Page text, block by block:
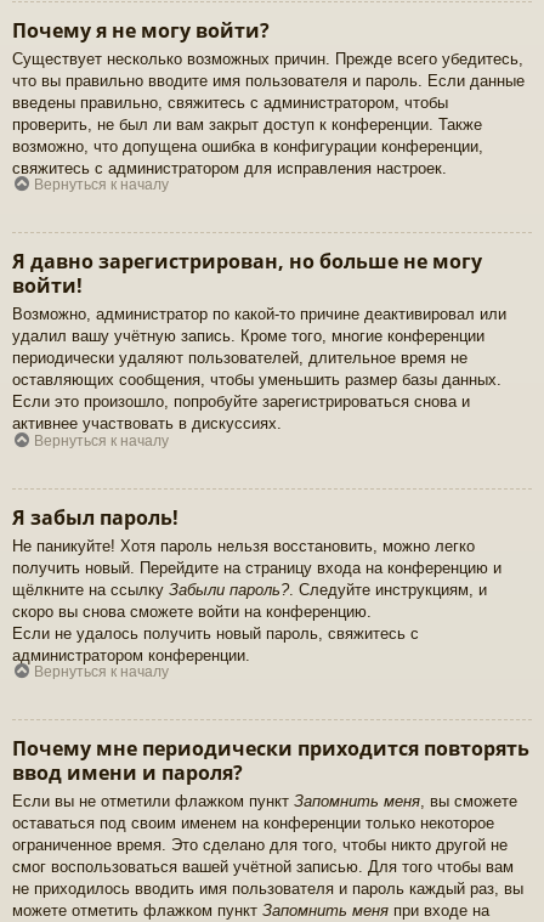
Почему я не могу войти?
Существует несколько возможных причин. Прежде всего убедитесь,
что вы правильно вводите имя пользователя и пароль. Если данные
введены правильно, свяжитесь с администратором, чтобы
проверить, не был ли вам закрыт доступ к конференции. Также
возможно, что допущена ошибка в конфигурации конференции,
свяжитесь с администратором для исправления настроек.
Вернуться к началу
Я давно зарегистрирован, но больше не могу
войти!
Возможно, администратор по какой-то причине деактивировал или
удалил вашу учётную запись. Кроме того, многие конференции
периодически удаляют пользователей, длительное время не
оставляющих сообщения, чтобы уменьшить размер базы данных.
Если это произошло, попробуйте зарегистрироваться снова и
активнее участвовать в дискуссиях.
Вернуться к началу
Я забыл пароль!
Не паникуйте! Хотя пароль нельзя восстановить, можно легко
получить новый. Перейдите на страницу входа на конференцию и
щёлкните на ссылку Забыли пароль?. Следуйте инструкциям, и
скоро вы снова сможете войти на конференцию.
Если не удалось получить новый пароль, свяжитесь с
администратором конференции.
Вернуться к началу
Почему мне периодически приходится повторять
ввод имени и пароля?
Если вы не отметили флажком пункт Запомнить меня, вы сможете
оставаться под своим именем на конференции только некоторое
ограниченное время. Это сделано для того, чтобы никто другой не
смог воспользоваться вашей учётной записью. Для того чтобы вам
не приходилось вводить имя пользователя и пароль каждый раз, вы
можете отметить флажком пункт Запомнить меня при входе на